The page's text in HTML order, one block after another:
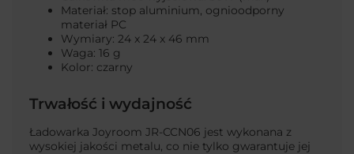
Materiał: stop aluminium, ognioodporny
materiał PC
Wymiary: 24 x 24 x 46 mm
Waga: 16 g
Kolor: czarny
Trwałość i wydajność
Ładowarka Joyroom JR-CCN06 jest wykonana z
wysokiej jakości metalu, co nie tylko gwarantuje jej